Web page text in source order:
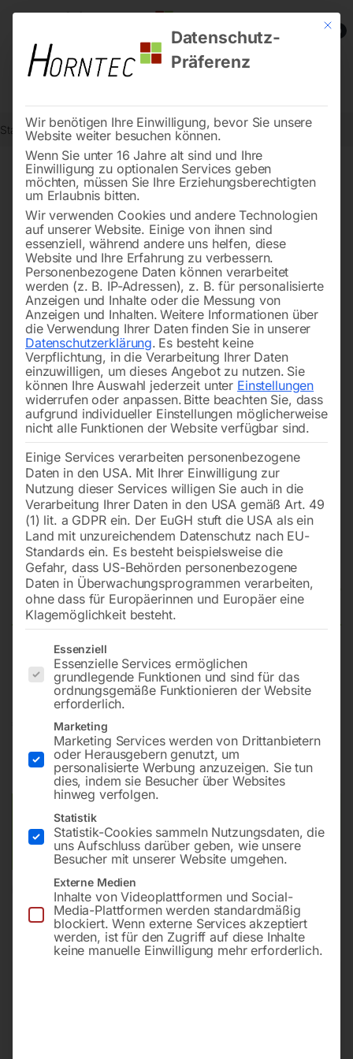
0
Start Drucklufttechnologie Druckluftzubehör Reifendruckprüfer
Reifendruckprüfer
RDP-digital, bis 7 bar
48,00
inkl. MwSt. zzgl.Versandkosten
Lieferzeit:ca. 2 - 3 Tage
Versandkosten Standard (Österreich):
Bitte beachten Sie: Die Versandkosten gelten für Österreich.
Andere Länder können abweichen.
In den Warenkorb
Mit
Datenschutz-
Präferenz
Wir benötigen Ihre Einwilligung, bevor Sie unsere
Website weiter besuchen können.
Wenn Sie unter 16 Jahre alt sind und Ihre
Einwilligung zu optionalen Services geben
möchten, müssen Sie Ihre Erziehungsberechtigten
um Erlaubnis bitten.
Wir verwenden Cookies und andere Technologien
auf unserer Website. Einige von ihnen sind
essenziell, während andere uns helfen, diese
Website und Ihre Erfahrung zu verbessern.
Personenbezogene Daten können verarbeitet
werden (z. B. IP-Adressen), z. B. für personalisierte
Anzeigen und Inhalte oder die Messung von
Anzeigen und Inhalten. Weitere Informationen über
die Verwendung Ihrer Daten finden Sie in unserer
Datenschutzerklärung. Es besteht keine
Verpflichtung, in die Verarbeitung Ihrer Daten
einzuwilligen, um dieses Angebot zu nutzen. Sie
können Ihre Auswahl jederzeit unter Einstellungen
widerrufen oder anpassen. Bitte beachten Sie, dass
aufgrund individueller Einstellungen möglicherweise
nicht alle Funktionen der Website verfügbar sind.
Einige Services verarbeiten personenbezogene
Daten in den USA. Mit Ihrer Einwilligung zur
Nutzung dieser Services willigen Sie auch in die
Verarbeitung Ihrer Daten in den USA gemäß Art. 49
(1) lit. a GDPR ein. Der EuGH stuft die USA als ein
Land mit unzureichendem Datenschutz nach EU-
Standards ein. Es besteht beispielsweise die
Gefahr, dass US-Behörden personenbezogene
Daten in Überwachungsprogrammen verarbeiten,
ohne dass für Europäerinnen und Europäer eine
Klagemöglichkeit besteht.
Es folgt eine Liste der Service-Gruppen, für die eine
Essenziell
Essenzielle Services ermöglichen
grundlegende Funktionen und sind für das
ordnungsgemäße Funktionieren der Website
erforderlich.
Marketing
Marketing Services werden von Drittanbietern
oder Herausgebern genutzt, um
personalisierte Werbung anzuzeigen. Sie tun
dies, indem sie Besucher über Websites
hinweg verfolgen.
Statistik
Statistik-Cookies sammeln Nutzungsdaten, die
uns Aufschluss darüber geben, wie unsere
Besucher mit unserer Website umgehen.
Externe Medien
Inhalte von Videoplattformen und Social-
Media-Plattformen werden standardmäßig
blockiert. Wenn externe Services akzeptiert
werden, ist für den Zugriff auf diese Inhalte
keine manuelle Einwilligung mehr erforderlich.